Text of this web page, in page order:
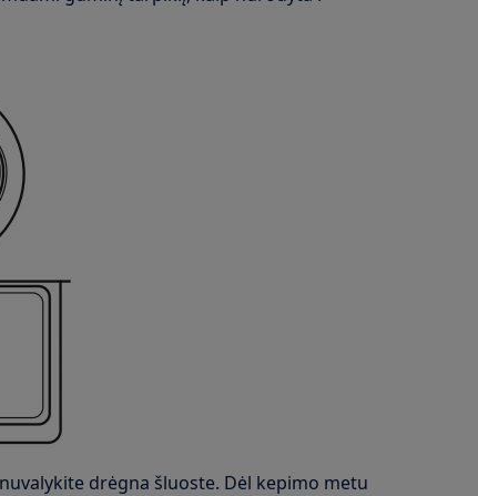
drėgna šluoste. Dėl kepimo metu